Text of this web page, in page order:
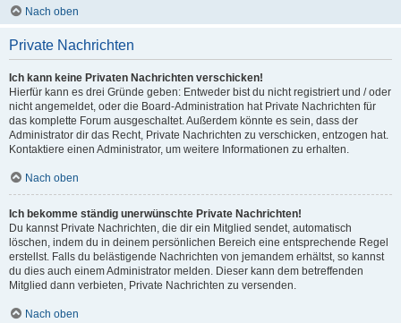
Nach oben
Private Nachrichten
Ich kann keine Privaten Nachrichten verschicken!
Hierfür kann es drei Gründe geben: Entweder bist du nicht registriert und / oder
nicht angemeldet, oder die Board-Administration hat Private Nachrichten für
das komplette Forum ausgeschaltet. Außerdem könnte es sein, dass der
Administrator dir das Recht, Private Nachrichten zu verschicken, entzogen hat.
Kontaktiere einen Administrator, um weitere Informationen zu erhalten.
Nach oben
Ich bekomme ständig unerwünschte Private Nachrichten!
Du kannst Private Nachrichten, die dir ein Mitglied sendet, automatisch
löschen, indem du in deinem persönlichen Bereich eine entsprechende Regel
erstellst. Falls du belästigende Nachrichten von jemandem erhältst, so kannst
du dies auch einem Administrator melden. Dieser kann dem betreffenden
Mitglied dann verbieten, Private Nachrichten zu versenden.
Nach oben